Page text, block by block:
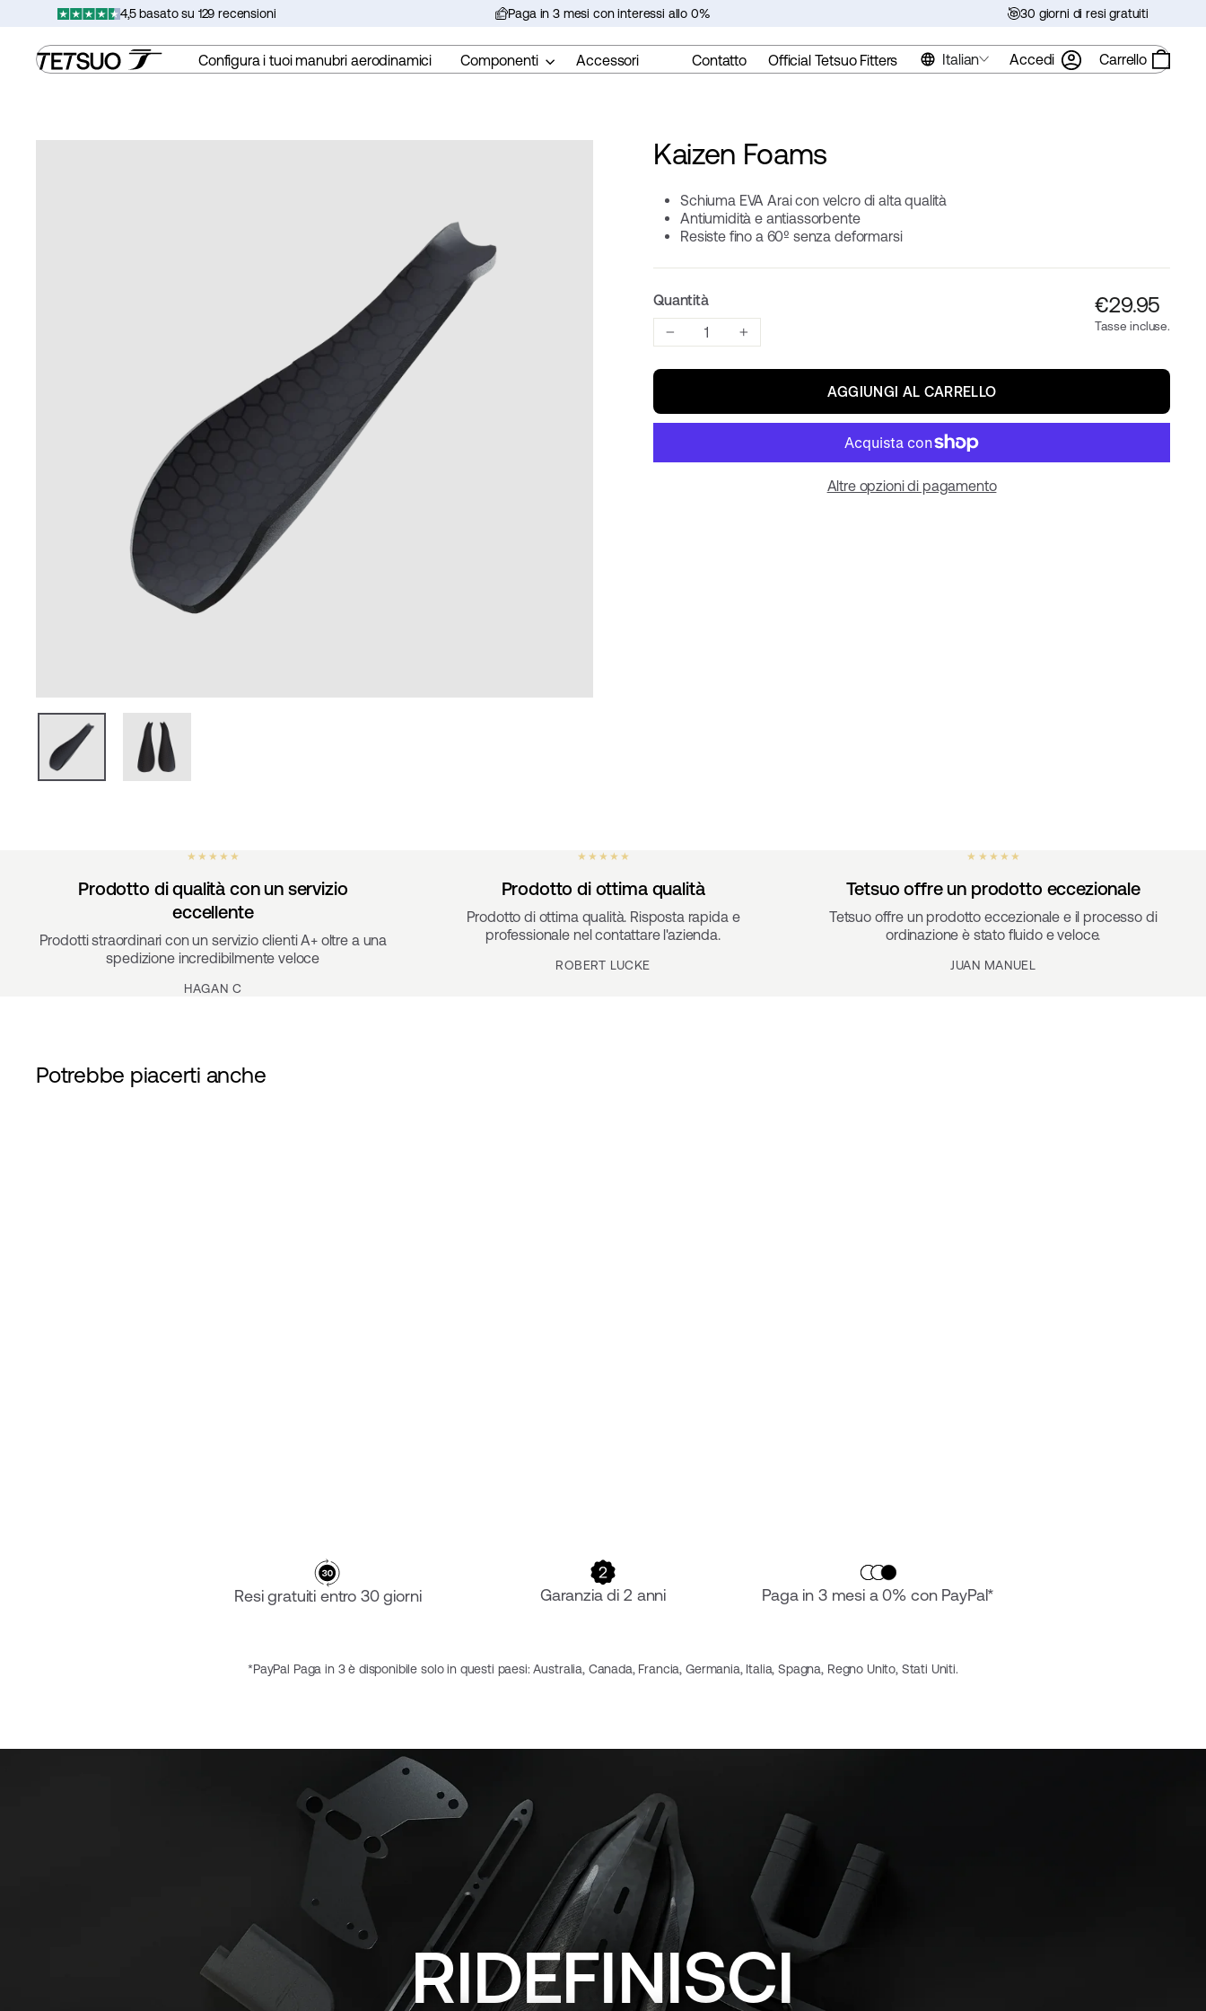
contenuto
in
pausa
4,5 basato su 129 recensioni Paga in 3 mesi con interessi allo 0% 30 giorni di resi gratuiti
Configura i tuoi manubri aerodinamici Componenti Accessori Contatto Official Tetsuo Fitters Italian Accedi Carrello
Kaizen Foams
Schiuma EVA Arai con velcro di alta qualità
Antiumidità e antiassorbente
Resiste fino a 60º senza deformarsi
Prezzo
normale
€‎29.95
Tasse incluse.
Quantità
− +
AGGIUNGI AL CARRELLO
Altre opzioni di pagamento
★ ★ ★ ★ ★
Prodotto di qualità con un servizio
eccellente
Prodotti straordinari con un servizio clienti A+ oltre a una
spedizione incredibilmente veloce
HAGAN C
★ ★ ★ ★ ★
Prodotto di ottima qualità
Prodotto di ottima qualità. Risposta rapida e
professionale nel contattare l'azienda.
ROBERT LUCKE
★ ★ ★ ★ ★
Tetsuo offre un prodotto eccezionale
Tetsuo offre un prodotto eccezionale e il processo di
ordinazione è stato fluido e veloce.
JUAN MANUEL
Potrebbe piacerti anche
Resi gratuiti entro 30 giorni Garanzia di 2 anni Paga in 3 mesi a 0% con PayPal*
*PayPal Paga in 3 è disponibile solo in questi paesi: Australia, Canada, Francia, Germania, Italia, Spagna, Regno Unito, Stati Uniti.
RIDEFINISCI